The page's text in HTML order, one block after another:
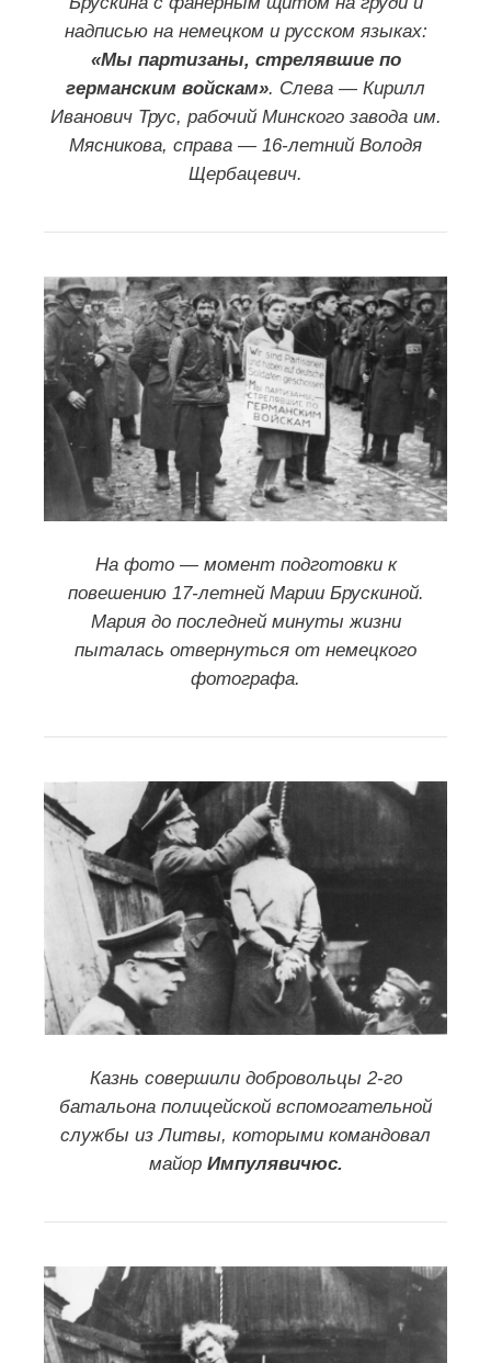
Суд народов, 1946г. Нюрнбергский
процесс над фашистскими
преступниками. (в
Этот фильм был создан в 1946 г., когда в
немецко-фашистских военных преступников.
Процесс длился 10 месяцев. В ночь на 16
ноября 1946 года в Нюрнбергской тюрьме
приговор был приведен в исполнение.
Нюрнбергский процесс (1945-